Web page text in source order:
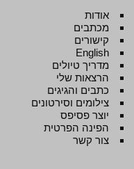
אודות
מכתבים
קישורים
English
מדריך טיולים
הרצאות שלי
כתבים והגיגים
צילומים וסירטונים
יוצר פסיפס
הפינה הפרטית
צור קשר